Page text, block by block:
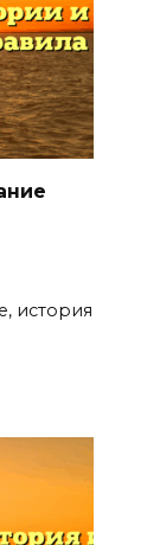
история